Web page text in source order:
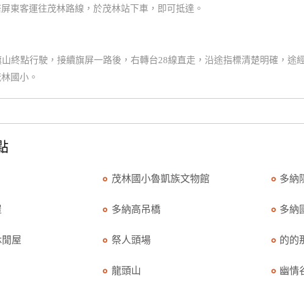
東客運往茂林路線，於茂林站下車，即可抵達。
山終點行駛，接續旗屏一路後，右轉台28線直走，沿途指標清楚明確，
國小。
茂林國小魯凱族文物館 多納
多納高吊橋 多納
屋 祭人頭場 的的
龍頭山 幽情